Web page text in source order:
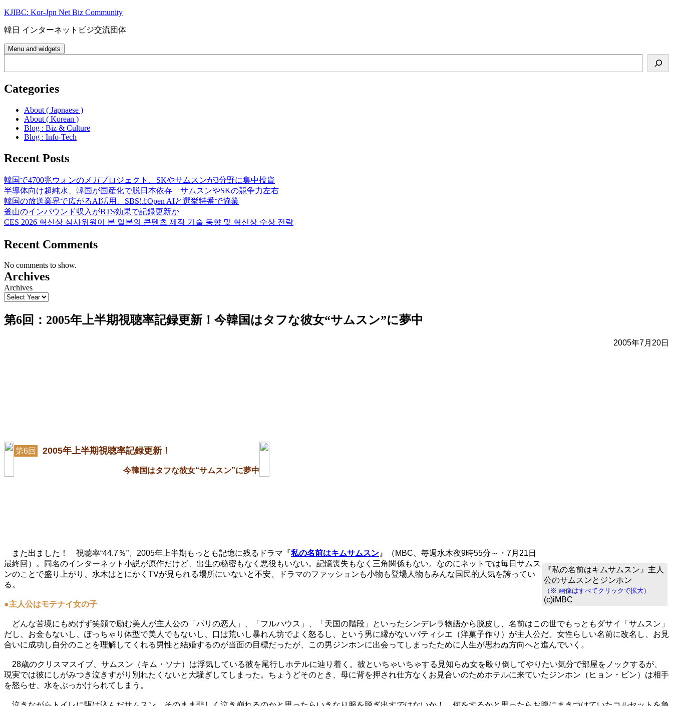
Skip
content
KJIBC: Kor-Jpn Net Biz Community
韓日 インターネットビジ交流団体
Menu and widgets
Categories
About ( Japnaese )
About ( Korean )
Blog : Biz & Culture
Blog : Info-Tech
Recent Posts
韓国で4700兆ウォンのメガプロジェクト、SKやサムスンが3分野に集中投資
半導体向け超純水、韓国が国産化で脱日本依存 サムスンやSKの競争力左右
韓国の放送業界で広がるAI活用、SBSはOpen AIと選挙特番で協業
釜山のインバウンド収入がBTS効果で記録更新か
CES 2026 혁신상 심사위원이 본 일본의 콘텐츠 제작 기술 동향 및 혁신상 수상 전략
Recent Comments
No comments to show.
Archives
Archives
第6回：2005年上半期視聴率記録更新！今韓国はタフな彼女“サムスン”に夢中
2005年7月20日
第6回 2005年上半期視聴率記録更新！
今韓国はタフな彼女“サムスン”に夢中
『私の名前はキムサムスン』主人
公のサムスンとジンホン
（※ 画像はすべてクリックで拡大）
(c)iMBC
また出ました！ 視聴率“44.7％”、2005年上半期もっとも記憶に残るドラマ『私の名前はキムサムスン 』（MBC、毎週水木夜9時55分～・7月21日
最終回）。同名のインターネット小説が原作だけど、出生の秘密もなく悪役もいない。記憶喪失もなく三角関係もない。なのにネットでは毎日サムス
ンのことで盛り上がり、水木はとにかくTVが見られる場所にいないと不安、ドラマのファッションも小物も登場人物もみんな国民的人気を誇ってい
る。
●主人公はモテナイ女の子
どんな苦境にもめげず笑顔で励む美人が主人公の「パリの恋人」、「フルハウス」、「天国の階段」といったシンデレラ物語から脱皮し、名前はこの世でもっともダサイ「サムスン」
だし、お金もないし、ぽっちゃり体型で美人でもないし、口は荒いし暴れん坊でよく怒るし、という男に縁がないパティシエ（洋菓子作り）が主人公だ。女性らしい名前に改名し、お見
合いに成功し自分のことを理解してくれる男性と結婚するのが当面の目標だったが、この男ジンホンに出会ってしまったために人生が思わぬ方向へと進んでいく。
28歳のクリスマスイブ、サムスン（キム・ソナ）は浮気している彼を尾行しホテルに辿り着く。彼といちゃいちゃする見知らぬ女を殴り倒してやりたい気分で部屋をノックするが、
現実では彼にしがみつき泣きすがり別れたくないと大騒ぎしてしまった。ちょうどそのとき、母に背を押され仕方なくお見合いのためホテルに来ていたジンホン（ヒョン・ビン）は相手
を怒らせ、水をぶっかけられてしまう。